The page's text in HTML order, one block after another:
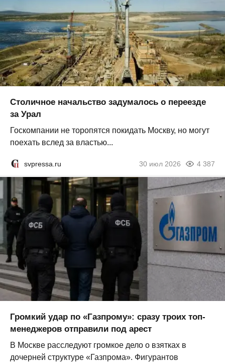
Столичное начальство задумалось о переезде
за Урал
Госкомпании не торопятся покидать Москву, но могут
поехать вслед за властью...
svpressa.ru 30 июл 2026 4 387
Громкий удар по «Газпрому»: сразу троих топ-
менеджеров отправили под арест
В Москве расследуют громкое дело о взятках в
дочерней структуре «Газпрома». Фигурантов